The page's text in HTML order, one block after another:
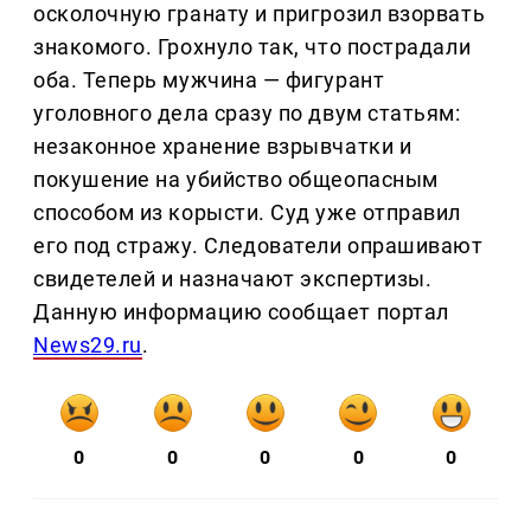
осколочную гранату и пригрозил взорвать
знакомого. Грохнуло так, что пострадали
оба. Теперь мужчина — фигурант
уголовного дела сразу по двум статьям:
незаконное хранение взрывчатки и
покушение на убийство общеопасным
способом из корысти. Суд уже отправил
его под стражу. Следователи опрашивают
свидетелей и назначают экспертизы.
Данную информацию сообщает портал
News29.ru.
0 0 0 0 0